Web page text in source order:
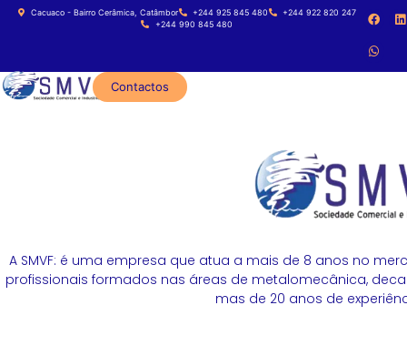
Cacuaco - Bairro Cerâmica, Catâmbor +244 925 845 480
+244 922 820 247
+244 990 845 480
Contactos
A SMVF: é uma empresa que atua a mais de 8 anos no
profissionais formados nas áreas de metalomecânica,
mas de 20 anos de